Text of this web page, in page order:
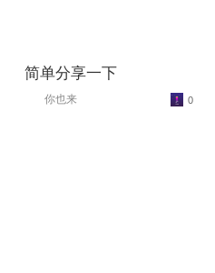
简单分享一下
你也来 0